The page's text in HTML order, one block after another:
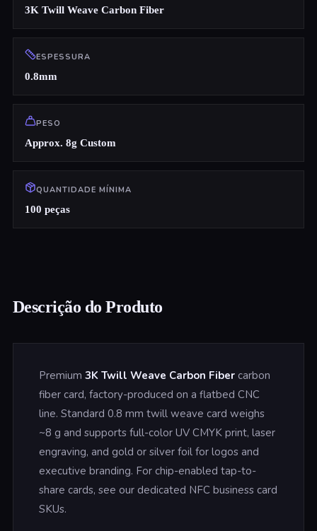
3K Twill Weave Carbon Fiber
ESPESSURA
0.8mm
PESO
Approx. 8g Custom
QUANTIDADE MÍNIMA
100 peças
Descrição do Produto
Premium 3K Twill Weave Carbon Fibercarbon
fiber card, factory-produced on a flatbed CNC
line. Standard 0.8 mm twill weave card weighs
~8 g and supports full-color UV CMYK print, laser
engraving, and gold or silver foil for logos and
executive branding. For chip-enabled tap-to-
share cards, see our dedicated NFC business card
SKUs.